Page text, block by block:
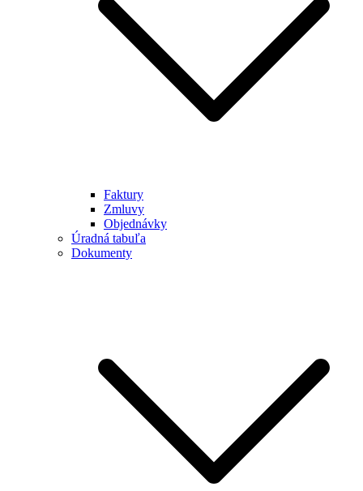
Faktury
Zmluvy
Objednávky
Úradná tabuľa
Dokumenty